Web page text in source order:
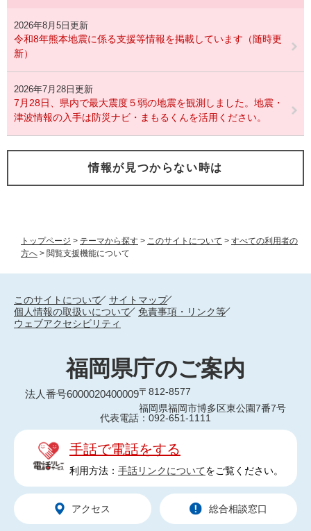
トップページ > テーマから探す > このサイトについて > すべての利用者の
方へ > 閲覧支援機能について
2026年8月5日更新
令和8年熊本地震に係る支援等情報を掲載しています（随時更
新）
2026年7月28日更新
7月28日、県内で最大震度５弱の地震を観測しました。地震・
津波情報の入手は防災ナビ・まもるくんを活用ください。
情報が見つからない時は
このサイトについて
サイトマップ
個人情報の取扱いについて
免責事項・リンク等
ウェブアクセシビリティ
福岡県庁のご案内
法人番号6000020400009〒812-8577
福岡県福岡市博多区東公園7番7号
代表電話：092-651-1111
手話で電話をする
利用方法： 手話リンクについてをご覧ください。
アクセス 総合相談窓口